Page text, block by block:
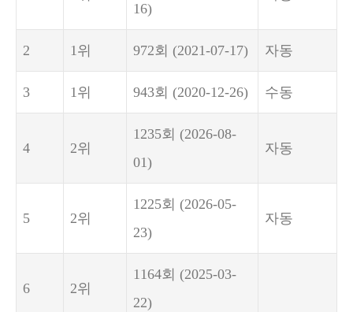
16)
2 1위 972회 (2021-07-17) 자동
3 1위 943회 (2020-12-26) 수동
4 2위
1235회 (2026-08-
01)
자동
5 2위
1225회 (2026-05-
23)
자동
6 2위
1164회 (2025-03-
22)